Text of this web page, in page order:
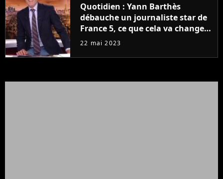
Quotidien : Yann Barthès
débauche un journaliste star de
France 5, ce que cela va changer
à la rentrée
22 mai 2023